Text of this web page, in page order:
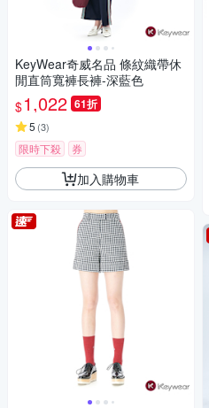
KeyWear奇威名品 條紋織帶休
閒直筒寬褲長褲-深藍色
$1,022 61折
5 (3)
限時下殺 券
加入購物車